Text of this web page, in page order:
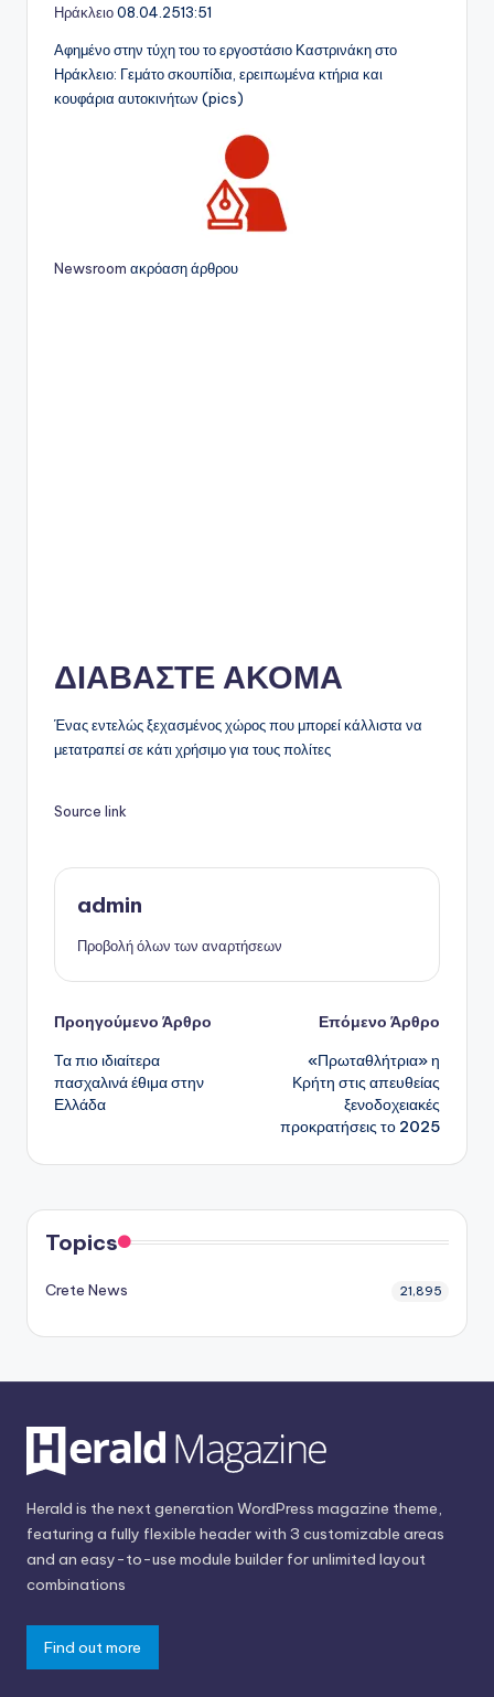
Ηράκλειο08.04.2513:51
Αφημένο στην τύχη του το εργοστάσιο Καστρινάκη στο
Ηράκλειο: Γεμάτο σκουπίδια, ερειπωμένα κτήρια και
κουφάρια αυτοκινήτων (pics)
Newsroom ακρόαση άρθρου
ΔΙΑΒΑΣΤΕ ΑΚΟΜΑ
Ένας εντελώς ξεχασμένος χώρος που μπορεί κάλλιστα να
μετατραπεί σε κάτι χρήσιμο για τους πολίτες
Source link
admin
Προβολή όλων των αναρτήσεων
Πλοήγηση
δημοσιεύσεων
Προηγούμενο Άρθρο
Τα πιο ιδιαίτερα
πασχαλινά έθιμα στην
Ελλάδα
Επόμενο Άρθρο
«Πρωταθλήτρια» η
Κρήτη στις απευθείας
ξενοδοχειακές
προκρατήσεις το 2025
Topics
Crete News 21,895
Herald is the next generation WordPress magazine theme,
featuring a fully flexible header with 3 customizable areas
and an easy-to-use module builder for unlimited layout
combinations
Find out more